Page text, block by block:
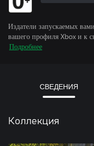
Издатели запускаемых
вашего профиля Xbox и к
Подробнее
СВЕДЕНИЯ
Коллекция